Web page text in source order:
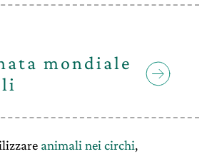
mondiale
animali nei circhi,